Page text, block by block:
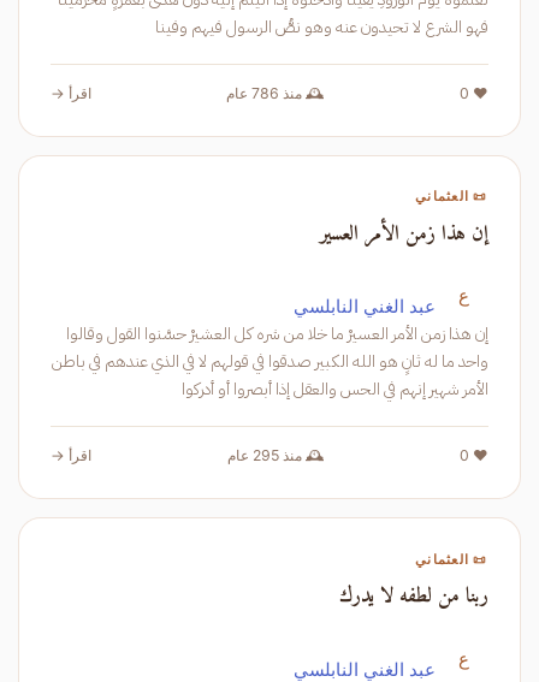
فهو الشرع لا تحيدون عنه وهو نصُّ الرسول فيهم وفينا
❤️ 0 🕰️ منذ 786 عام اقرأ →
📜 العثماني
إن هذا زمن الأمر العسير
ع عبد الغني النابلسي
إن هذا زمن الأمر العسيرْ ما خلا من شره كل العشيرْ حسَّنوا القول وقالوا
واحد ما له ثانٍ هو الله الكبير صدقوا في قولهم لا في الذي عندهم في باطن
الأمر شهير إنهم في الحس والعقل إذا أبصروا أو أدركوا
❤️ 0 🕰️ منذ 295 عام اقرأ →
📜 العثماني
ربنا من لطفه لا يدرك
ع عبد الغني النابلسي